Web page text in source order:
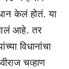
केलं होतं. या
आलं आहे. तर
विधानांचा
चव्हाण